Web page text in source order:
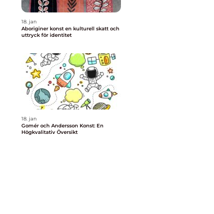
18. jan
Aboriginer konst en kulturell skatt och
uttryck för identitet
18. jan
Gomér och Andersson Konst: En
Högkvalitativ Översikt